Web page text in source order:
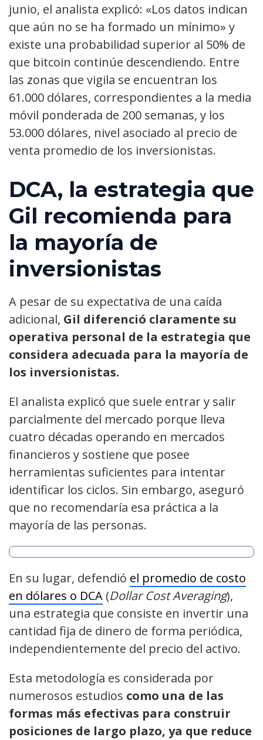
junio, el analista explicó: «Los datos indican
que aún no se ha formado un mínimo» y
existe una probabilidad superior al 50% de
que bitcoin continúe descendiendo. Entre
las zonas que vigila se encuentran los
61.000 dólares, correspondientes a la media
móvil ponderada de 200 semanas, y los
53.000 dólares, nivel asociado al precio de
venta promedio de los inversionistas.
DCA, la estrategia que
Gil recomienda para
la mayoría de
inversionistas
A pesar de su expectativa de una caída
adicional, Gil diferenció claramente su
operativa personal de la estrategia que
considera adecuada para la mayoría de
los inversionistas.
El analista explicó que suele entrar y salir
parcialmente del mercado porque lleva
cuatro décadas operando en mercados
financieros y sostiene que posee
herramientas suficientes para intentar
identificar los ciclos. Sin embargo, aseguró
que no recomendaría esa práctica a la
mayoría de las personas.
En su lugar, defendió el promedio de costo
en dólares o DCA (Dollar Cost Averaging),
una estrategia que consiste en invertir una
cantidad fija de dinero de forma periódica,
independientemente del precio del activo.
Esta metodología es considerada por
numerosos estudios como una de las
formas más efectivas para construir
posiciones de largo plazo, ya que reduce